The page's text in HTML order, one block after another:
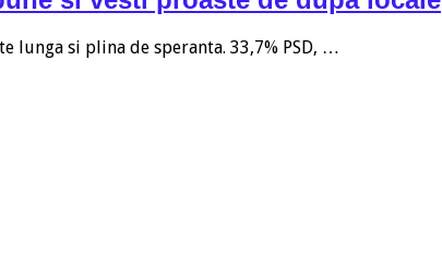
lunga si plina de speranta. 33,7% PSD, …